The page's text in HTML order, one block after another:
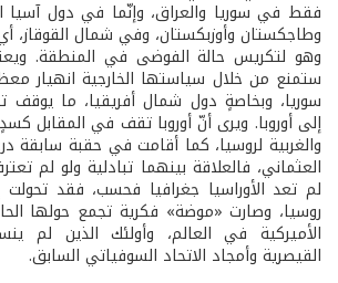
فقط في سوريا والعراق، وإنّما في دول
وطاجكستان وأوزبكستان، وفي شمال القوقاز،
وهو لتكريس حالة الفوضى في المنطقة.
ستمنع من خلال سياستها الخارجية انهيار
سوريا، وبخاصةٍ دول شمال أفريقيا، ما يوقف
إلى أوروبا. ويرى أنّ أوروبا تقف في المقابل
والغربية لروسيا، كما أقامت في حقبة سابقة
العثماني، فالعلاقة بينهما تبادلية ولو لم
لم تعد الأوراسيا جغرافيا فحسب، فقد تحولت
روسيا، وصارت «موضة» فكرية تجمع حولها
الأميركية في العالم، وأولئك الذين لم
القيصرية وأمجاد الاتحاد السوفياتي السابق.